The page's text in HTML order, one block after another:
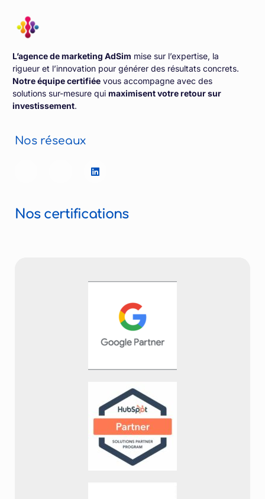
L’agence de marketing AdSim mise sur l’expertise, la
rigueur et l’innovation pour générer des résultats concrets.
Notre équipe certifiée vous accompagne avec des
solutions sur-mesure qui maximisent votre retour sur
investissement.
Nos réseaux
Nos certifications